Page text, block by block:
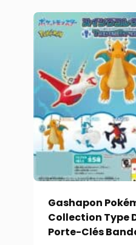
Gashapon
Collection Type
Porte-Clés